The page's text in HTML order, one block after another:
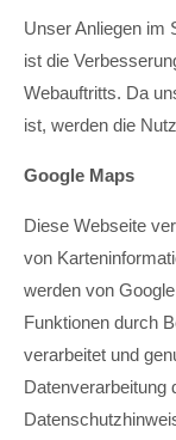
Unser Anliegen im
ist die
Webauftritts. Da
ist, werden die
Google Maps
Diese Webseite
von
werden von
Funktionen durch
verarbeitet und
Datenverarbeitung